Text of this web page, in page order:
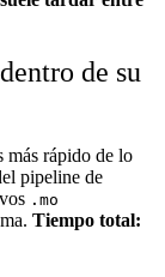
de su
más rápido de lo
pipeline de
.mo
Tiempo total: